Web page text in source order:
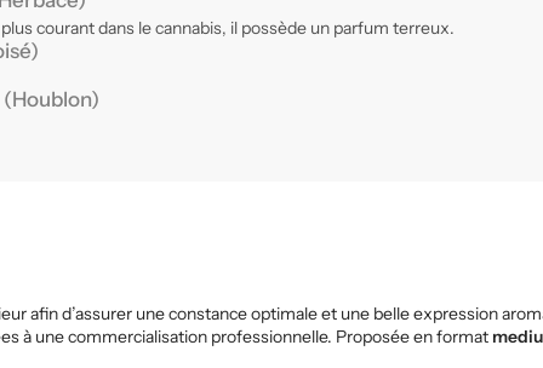
courant dans le cannabis, il possède un parfum terreux.
(Houblon)
afin d’assurer une constance optimale et une belle expression
à une commercialisation professionnelle. Proposée en format